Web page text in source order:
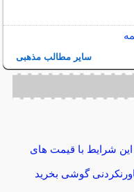
سایر مطالب مذهبی
این شرایط با قیمت های
گوشی بخرید